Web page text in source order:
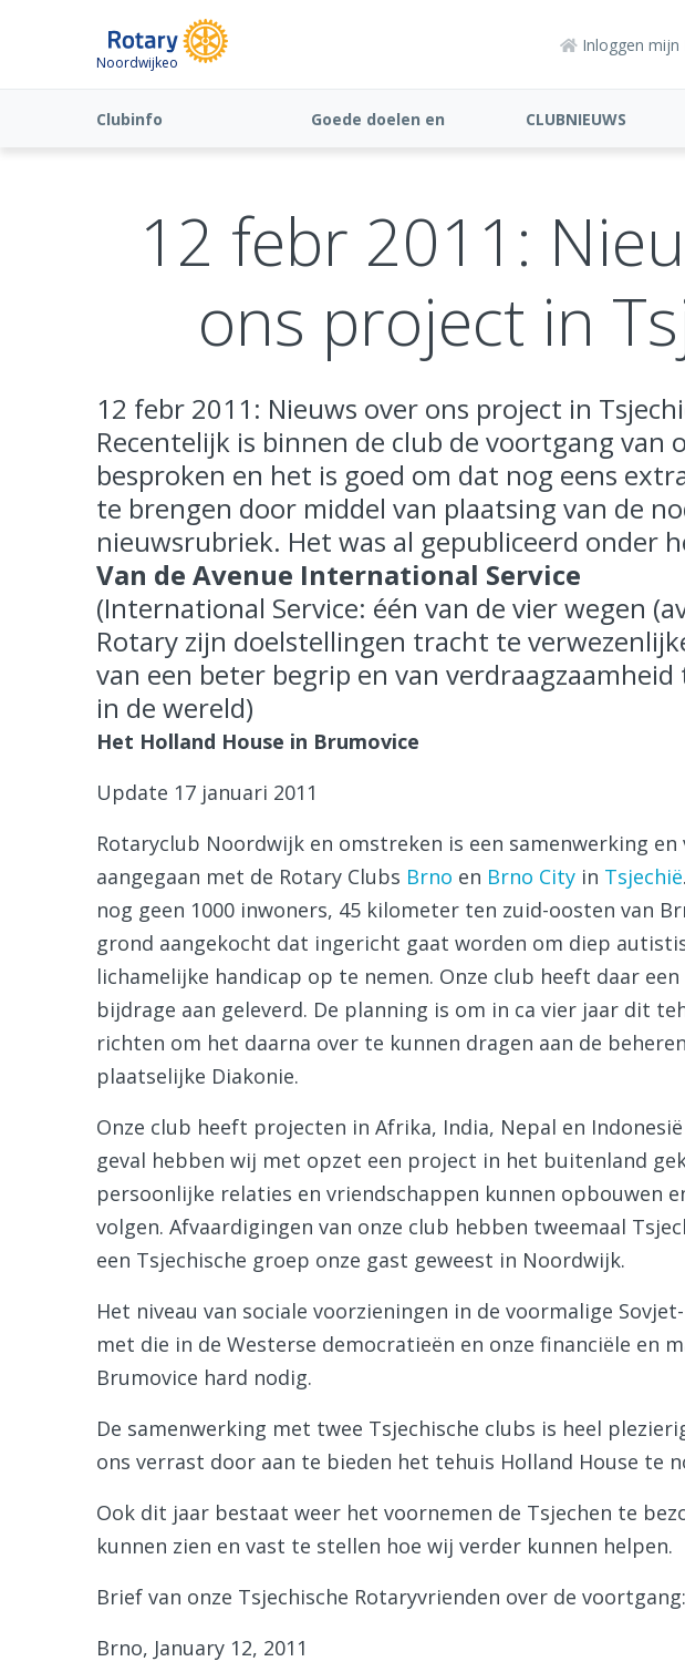
Noordwijkeo
Inloggen mijn
Clubinfo
Goede doelen en
CLUBNIEUWS
12 febr 2011:
ons project in
12 febr 2011: Nieuws over ons project in
Recentelijk is binnen de club de voortgang van
besproken en het is goed om dat nog eens
te brengen door middel van plaatsing van de
nieuwsrubriek. Het was al gepubliceerd onder
Van de Avenue International Service
(International Service: één van de vier wegen
Rotary zijn doelstellingen tracht te
van een beter begrip en van
in de wereld)
Het Holland House in Brumovice
Update 17 januari 2011
Rotaryclub Noordwijk en omstreken is een samenwerking en
aangegaan met de Rotary Clubs Brno en Brno City in Tsjechië
nog geen 1000 inwoners, 45 kilometer ten zuid-oosten van
grond aangekocht dat ingericht gaat worden om diep
lichamelijke handicap op te nemen. Onze club heeft daar
bijdrage aan geleverd. De planning is om in ca vier jaar dit
richten om het daarna over te kunnen dragen aan de
plaatselijke Diakonie.
Onze club heeft projecten in Afrika, India, Nepal en
geval hebben wij met opzet een project in het buitenland
persoonlijke relaties en vriendschappen kunnen opbouwen
volgen. Afvaardigingen van onze club hebben tweemaal
een Tsjechische groep onze gast geweest in Noordwijk.
Het niveau van sociale voorzieningen in de voormalige
met die in de Westerse democratieën en onze financiële en
Brumovice hard nodig.
De samenwerking met twee Tsjechische clubs is heel
ons verrast door aan te bieden het tehuis Holland House te
Ook dit jaar bestaat weer het voornemen de Tsjechen te
kunnen zien en vast te stellen hoe wij verder kunnen helpen.
Brief van onze Tsjechische Rotaryvrienden over de voortgang:
Brno, January 12, 2011